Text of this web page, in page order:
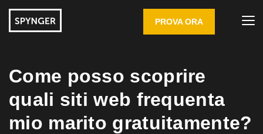
PROVA ORA
Come posso scoprire
quali siti web frequenta
mio marito gratuitamente?